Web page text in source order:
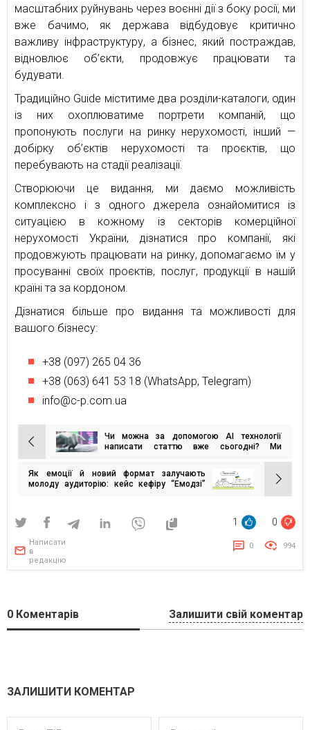
масштабних руйнувань через воєнні дії з боку росії, ми
вже бачимо, як держава відбудовує критично
важливу інфраструктуру, а бізнес, який постраждав,
відновлює об’єкти, продовжує працювати та
будувати.
Традиційно Guide міститиме два розділи-каталоги, один
із них охоплюватиме портрети компаній, що
пропонують послуги на ринку нерухомості, інший —
добірку об’єктів нерухомості та проєктів, що
перебувають на стадії реалізації.
Створюючи це видання, ми даємо можливість
комплексно і з одного джерела ознайомитися із
ситуацією в кожному із секторів комерційної
нерухомості України, дізнатися про компанії, які
продовжують працювати на ринку, допомагаємо їм у
просуванні своїх проєктів, послуг, продукції в нашій
країні та за кордоном.
Дізнатися більше про видання та можливості для
вашого бізнесу:
+38 (097) 265 04 36
+38 (063) 641 53 18 (WhatsApp, Telegram)
info@c-p.com.ua
Навігація
записів
Чи можна за допомогою AI технології
написати статтю вже сьогодні? Ми
Як емоції й новий формат залучають
молоду аудиторію: кейс кефіру “Емодзі”
1 0
Написати
в
редакцію
0 994
0 Коментарів Залишити свій коментар
ЗАЛИШИТИ КОМЕНТАР